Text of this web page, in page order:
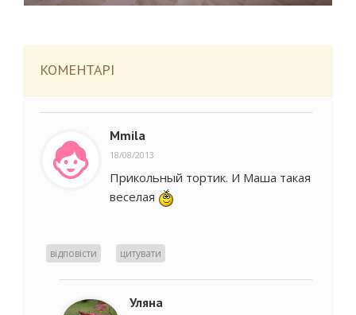
КОМЕНТАРІ
Mmila
18/08/2013
Прикольный тортик. И Маша такая
веселая
відповісти цитувати
Уляна